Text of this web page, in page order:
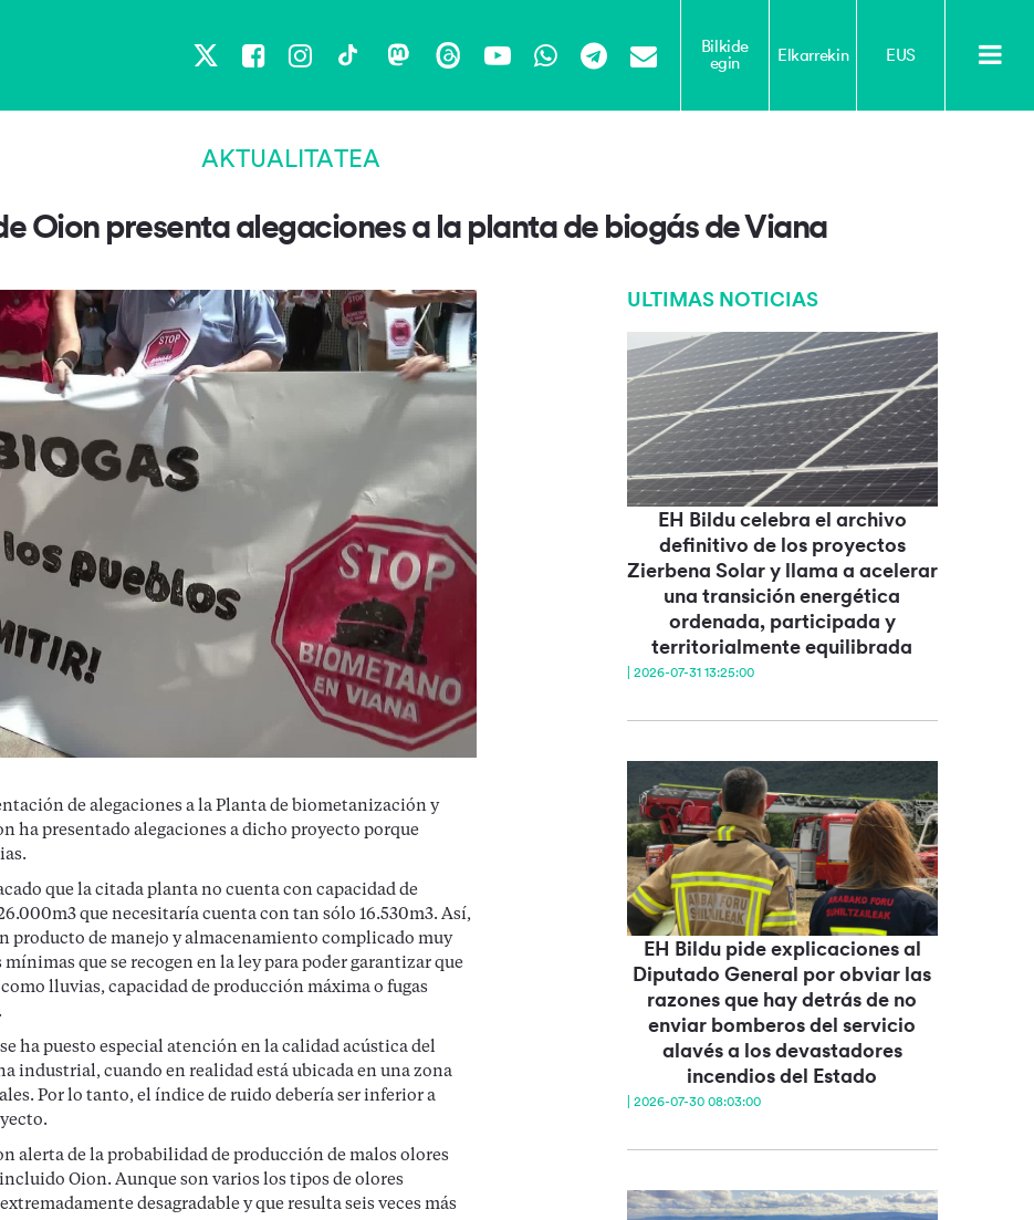
X Facebook
Instagram
TikTokMastodon
ThreadsYouTubeWhatsApp
Telegram
Email
Bilkide
egin
Elkarrekin EUS
AKTUALITATEA
Oion presenta alegaciones a la planta de biogás de Viana
de alegaciones a la Planta de biometanización y
ha presentado alegaciones a dicho proyecto porque
que la citada planta no cuenta con capacidad de
que necesitaría cuenta con tan sólo 16.530m3. Así,
producto de manejo y almacenamiento complicado muy
que se recogen en la ley para poder garantizar que
lluvias, capacidad de producción máxima o fugas
ha puesto especial atención en la calidad acústica del
industrial, cuando en realidad está ubicada en una zona
Por lo tanto, el índice de ruido debería ser inferior a
alerta de la probabilidad de producción de malos olores
Oion. Aunque son varios los tipos de olores
desagradable y que resulta seis veces más
ULTIMAS NOTICIAS
EH Bildu celebra el archivo
definitivo de los proyectos
Zierbena Solar y llama a acelerar
una transición energética
ordenada, participada y
territorialmente equilibrada
| 2026-07-31 13:25:00
EH Bildu pide explicaciones al
Diputado General por obviar las
razones que hay detrás de no
enviar bomberos del servicio
alavés a los devastadores
incendios del Estado
| 2026-07-30 08:03:00